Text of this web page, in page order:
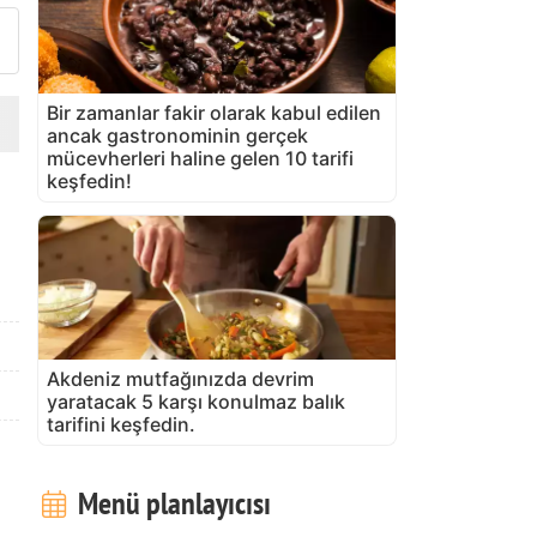
Bir zamanlar fakir olarak kabul edilen
ancak gastronominin gerçek
mücevherleri haline gelen 10 tarifi
keşfedin!
Akdeniz mutfağınızda devrim
yaratacak 5 karşı konulmaz balık
tarifini keşfedin.
Menü planlayıcısı